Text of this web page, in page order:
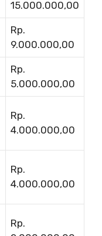
15.000.000,00
Rp.
9.000.000,00
Rp.
5.000.000,00
Rp.
4.000.000,00
Rp.
4.000.000,00
Rp.